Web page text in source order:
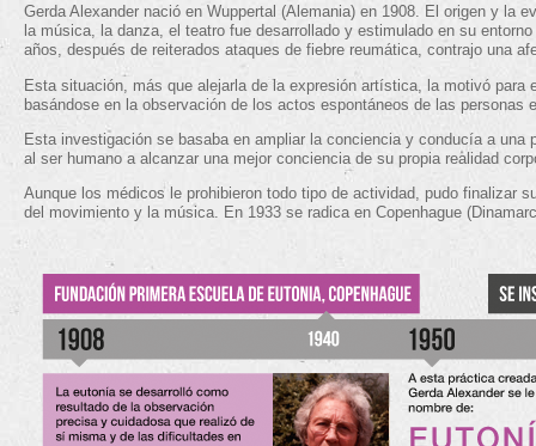
Gerda Alexander nació en Wuppertal (Alemania) en 1908. El origen y la
la música, la danza, el teatro fue desarrollado y estimulado en su
años, después de reiterados ataques de fiebre reumática, contrajo una
Esta situación, más que alejarla de la expresión artística, la motivó
basándose en la observación de los actos espontáneos de las
Esta investigación se basaba en ampliar la conciencia y conducía a
al ser humano a alcanzar una mejor conciencia de su propia realidad
Aunque los médicos le prohibieron todo tipo de actividad, pudo finalizar
del movimiento y la música. En 1933 se radica en Copenhague